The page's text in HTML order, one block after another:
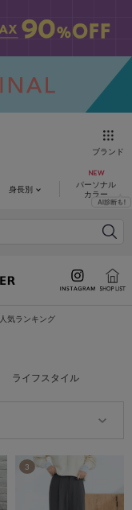
ブランド
身長別
パーソナル
カラー
人気ランキング
ライフスタイル
3